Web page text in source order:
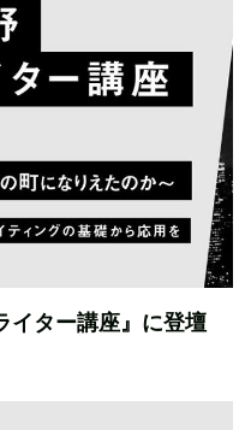
イター講座』に登壇